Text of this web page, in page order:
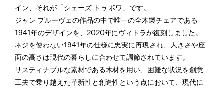
イン、それが「シェーズ トゥ ボワ」です。
ジャン プルーヴェの作品の中で唯一の全木製チェアである
1941年のデザインを、2020年にヴィトラが復刻しました。
ネジを使わない1941年の仕様に忠実に再現され、大きさや座
面の高さは現代の暮らしに合わせて調節されています。
サスティナブルな素材である木材を用い、困難な状況を創意
工夫で乗り越えた革新性と創造性という点において、現代に